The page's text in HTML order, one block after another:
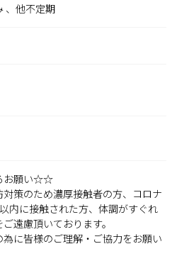
、他不定期
お願い☆☆
対策のため濃厚接触者の方、コロナ
内に接触された方、体調がすぐれ
遠慮頂いております。
に皆様のご理解・ご協力をお願い